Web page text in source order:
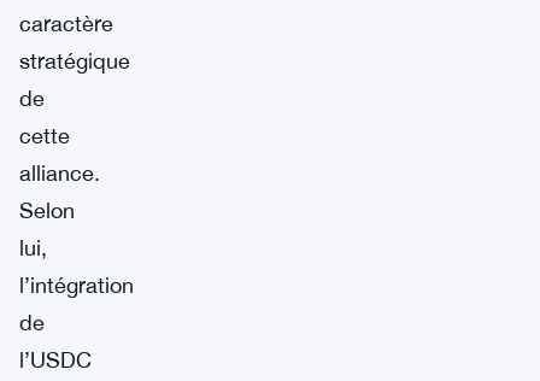
caractère
stratégique
de
cette
alliance.
Selon
lui,
l’intégration
de
l’USDC